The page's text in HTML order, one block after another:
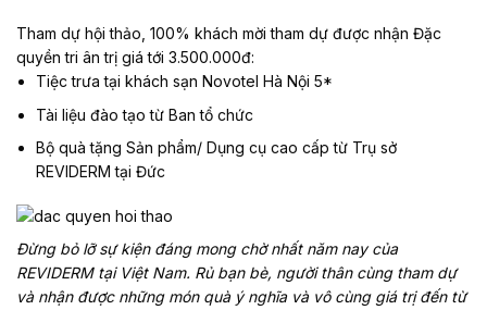
Tham dự hội thảo, 100% khách mời tham dự được nhận Đặc
quyền tri ân trị giá tới 3.500.000đ:
Tiệc trưa tại khách sạn Novotel Hà Nội 5*
Tài liệu đào tạo từ Ban tổ chức
Bộ quà tặng Sản phẩm/ Dụng cụ cao cấp từ Trụ sở
REVIDERM tại Đức
Đừng bỏ lỡ sự kiện đáng mong chờ nhất năm nay của
REVIDERM tại Việt Nam. Rủ bạn bè, người thân cùng tham dự
và nhận được những món quà ý nghĩa và vô cùng giá trị đến từ